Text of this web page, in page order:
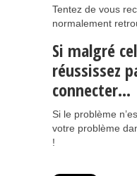
Tentez de vous
normalement
Si malgré
réussissez
connecter…
Si le problème
votre problème
!